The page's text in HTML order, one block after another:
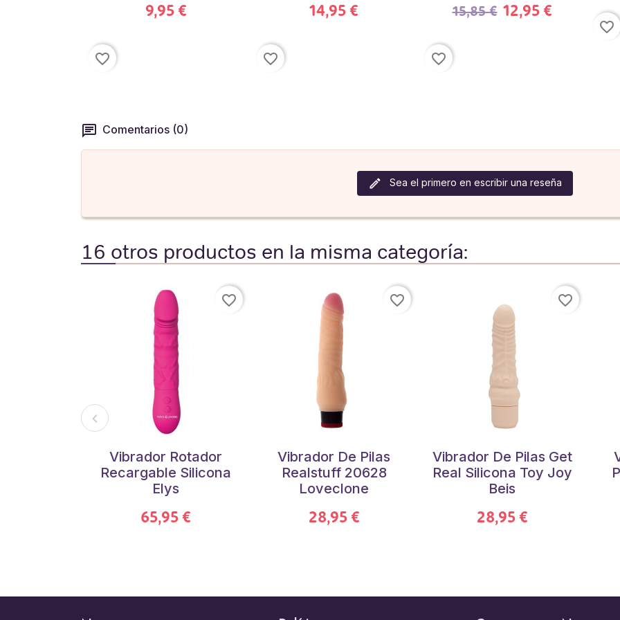
9,95 €
favorite_border
14,95 €
favorite_border
15,85 € 12,95 €
favorite_border
favorite_border
Comentarios (0)
Sea el primero en escribir una reseña
16 otros productos en la misma categoría:
Vibrador Rotador
Recargable Silicona
Elys
65,95 €
favorite_border
Vibrador De Pilas
Realstuff 20628
Loveclone
28,95 €
favorite_border
Vibrador De Pilas Get
Real Silicona Toy Joy
Beis
28,95 €
favorite_border